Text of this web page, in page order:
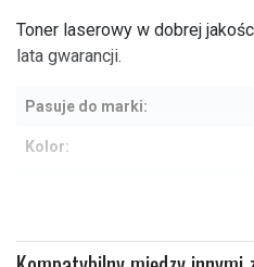
Toner laserowy w dobrej
lata gwarancji.
Pasuje do marki:
Kolor:
Sprawdź, co oznaczają